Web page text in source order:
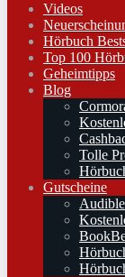
Videos
Hörbuch
Top 100
Geheimtipps
Blog
Tolle
Gutscheine